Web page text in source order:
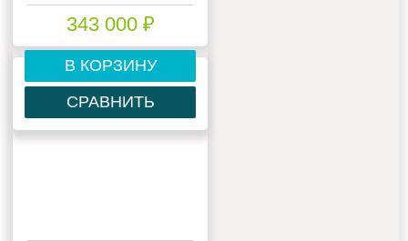
FDE125VNX
343 000 ₽
В КОРЗИНУ
СРАВНИТЬ